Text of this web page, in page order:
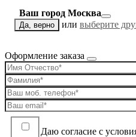
Ваш город Москва
Да, верно или выберите
Оформление заказа
Даю согласие c